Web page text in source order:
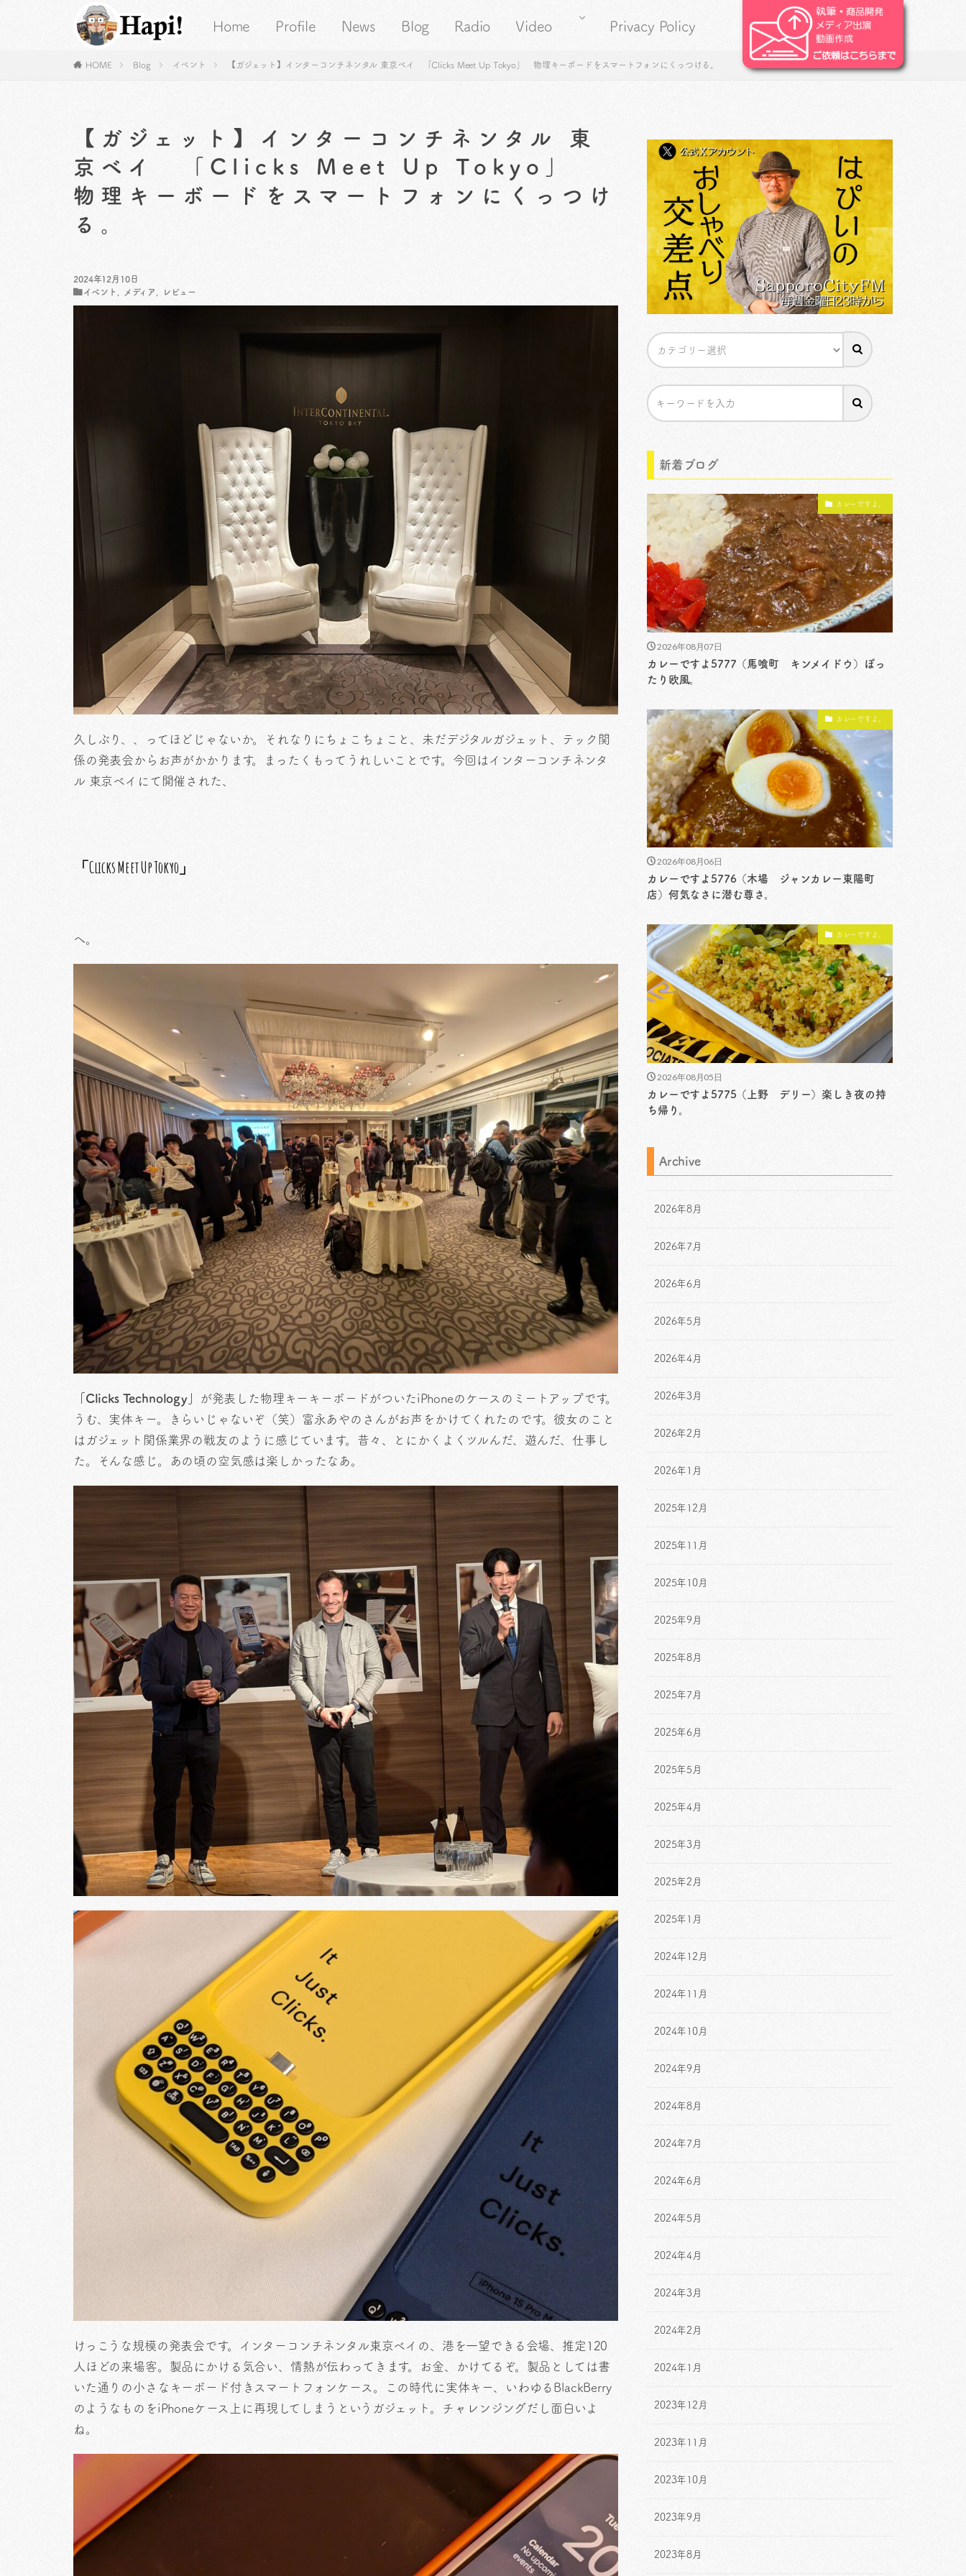
Home Profile News Blog Radio Video Privacy Policy
HOME Blog イベント 【ガジェット】インターコンチネンタル 東京ベイ 「Clicks Meet Up Tokyo」 物理キーボードをスマートフォンにくっつける。
【ガジェット】インターコンチネンタル 東
京ベイ 「Clicks Meet Up Tokyo」
物理キーボードをスマートフォンにくっつけ
る。
2024年12月10日
イベント
メディア レビュー
久しぶり、、ってほどじゃないか。それなりにちょこちょこと、未だデジタルガジェット、テック関
係の発表会からお声がかかります。まったくもってうれしいことです。今回はインターコンチネンタ
ル 東京ベイにて開催された、
「Clicks Meet Up Tokyo」
へ。
「Clicks Technology」
が発表した物理キーキーボードがついたiPhoneのケースのミートアップです。
うむ、実体キー。きらいじゃないぞ（笑）富永あやのさんがお声をかけてくれたのです。彼女のこと
はガジェット関係業界の戦友のように感じています。昔々、とにかくよくツルんだ、遊んだ、仕事し
た。そんな感じ。あの頃の空気感は楽しかったなあ。
けっこうな規模の発表会です。インターコンチネンタル東京ベイの、港を一望できる会場、推定120
人ほどの来場客。製品にかける気合い、情熱が伝わってきます。お金、かけてるぞ。製品としては書
いた通りの小さなキーボード付きスマートフォンケース。この時代に実体キー、いわゆるBlackBerry
のようなものをiPhoneケース上に再現してしまうというガジェット。チャレンジングだし面白いよ
ね。
新着ブログ
カレーですよ。
2026年08月07日
カレーですよ5777（馬喰町 キンメイドウ）ぽっ
たり欧風。
カレーですよ。
2026年08月06日
カレーですよ5776（木場 ジャンカレー東陽町
店）何気なさに潜む尊さ。
カレーですよ。
2026年08月05日
カレーですよ5775（上野 デリー）楽しき夜の持
ち帰り。
Archive
2026年8月
2026年7月
2026年6月
2026年5月
2026年4月
2026年3月
2026年2月
2026年1月
2025年12月
2025年11月
2025年10月
2025年9月
2025年8月
2025年7月
2025年6月
2025年5月
2025年4月
2025年3月
2025年2月
2025年1月
2024年12月
2024年11月
2024年10月
2024年9月
2024年8月
2024年7月
2024年6月
2024年5月
2024年4月
2024年3月
2024年2月
2024年1月
2023年12月
2023年11月
2023年10月
2023年9月
2023年8月